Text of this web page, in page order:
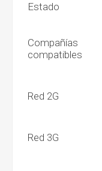
Estado
Compañías
compatibles
Red 2G
Red 3G